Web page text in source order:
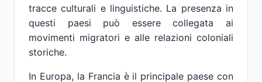
tracce culturali e linguistiche. La presenza in
questi paesi può essere collegata ai
movimenti migratori e alle relazioni coloniali
storiche.
In Europa, la Francia è il principale paese con